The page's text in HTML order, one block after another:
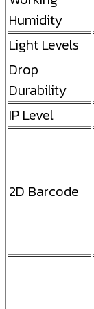
Humidity
Light Levels
Drop
Durability
IP Level
2D Barcode